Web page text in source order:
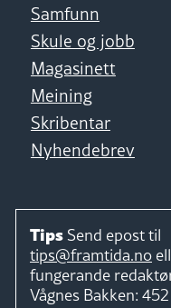
Samfunn
Skule og jobb
Magasinett
Meining
Skribentar
Nyhendebrev
Tips Send epost til
tips@framtida.no
fungerande
Vågnes Bakken: